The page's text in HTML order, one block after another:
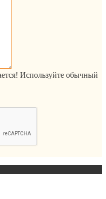
Используйте обычный